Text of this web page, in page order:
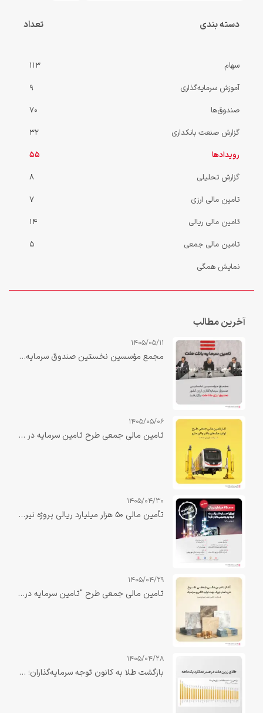
دسته بندی تعداد
سهام
113
آموزش سرمایه‌گذاری
9
صندوق‌ها
70
گزارش صنعت بانکداری
32
رویدادها
55
گزارش‌ تحلیلی
8
تامین مالی ارزی
7
تامین مالی ریالی
14
تامین مالی جمعی
5
نمایش همگی
آخرین مطالب
1405/05/11
مجمع مؤسسین نخستین صندوق سرمایه‌گذاری ارزی کشور «صندوق ارزی مانا ملت» برگزار شد.
1405/05/06
تامین مالی جمعی طرح تامین سرمایه در گردش جهت تولید جک‌های بالابر واگن مترو
1405/04/30
تأمین مالی ۵۰ هزار میلیارد ریالی پروژه نیروگاه صبا دهلران با نقش‌آفرینی تأمین سرمایه بانک ملت تکمیل شد
1405/04/29
تامین مالی جمعی طرح "تامین سرمایه در گردش خرید لعاب اوپک جهت تولید کاشی و سرامیک"
1405/04/28
بازگشت طلا به کانون توجه سرمایه‌گذاران؛ «زرین ملت» در صدر بازدهی یک‌ماهه صندوق‌های طلا